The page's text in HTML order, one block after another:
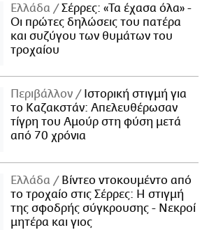
Ελλάδα
Σέρρες: «Τα έχασα όλα» -
Οι πρώτες δηλώσεις του πατέρα
και συζύγου των θυμάτων του
τροχαίου
Περιβάλλον
Ιστορική στιγμή για
το Καζακστάν: Απελευθέρωσαν
τίγρη του Αμούρ στη φύση μετά
από 70 χρόνια
Ελλάδα
Βίντεο ντοκουμέντο από
το τροχαίο στις Σέρρες: Η στιγμή
της σφοδρής σύγκρουσης - Νεκροί
μητέρα και γιος